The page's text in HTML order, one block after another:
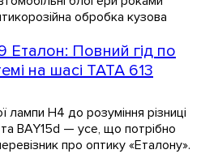
обробка кузова
Еталон: Повний гід по
на шасі TATA 613
лампи H4 до розуміння різниці
BAY15d — усе, що потрібно
про оптику «Еталону».